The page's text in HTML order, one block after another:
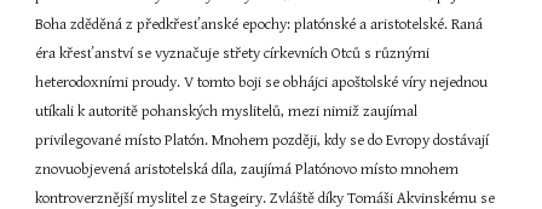
Boha zděděná z předkřesťanské epochy: platónské a aristotelské. Raná
éra křesťanství se vyznačuje střety církevních Otců s různými
heterodoxními proudy. V tomto boji se obhájci apoštolské víry nejednou
utíkali k autoritě pohanských myslitelů, mezi nimiž zaujímal
privilegované místo Platón. Mnohem později, kdy se do Evropy dostávají
znovuobjevená aristotelská díla, zaujímá Platónovo místo mnohem
kontroverznější myslitel ze Stageiry. Zvláště díky Tomáši Akvinskému se